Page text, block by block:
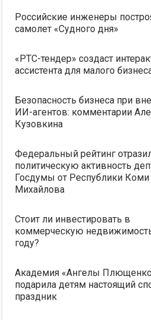
Российские инженеры
самолет «Судного дня»
«РТС-тендер» создаст
ассистента для малого
Безопасность бизнеса при
ИИ-агентов: комментарии
Кузовкина
Федеральный рейтинг
политическую активность
Госдумы от Республики Коми
Михайлова
Стоит ли инвестировать в
коммерческую
году?
Академия «Ангелы
подарила детям настоящий
праздник